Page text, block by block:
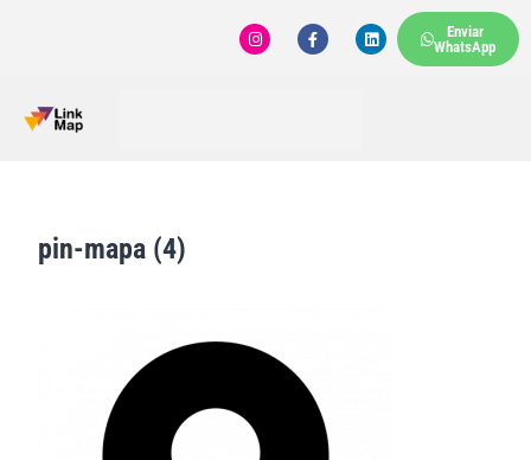
Enviar
WhatsApp
pin-mapa (4)